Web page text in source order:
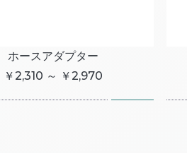
ホースアダプター
￥2,310 ～ ￥2,970